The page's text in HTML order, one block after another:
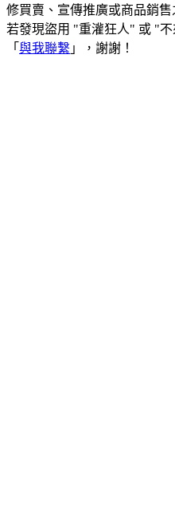
修買賣、宣傳推廣或商品銷售
若發現盜用 "重灌狂人" 或 "
「 與我聯繫 」，謝謝！